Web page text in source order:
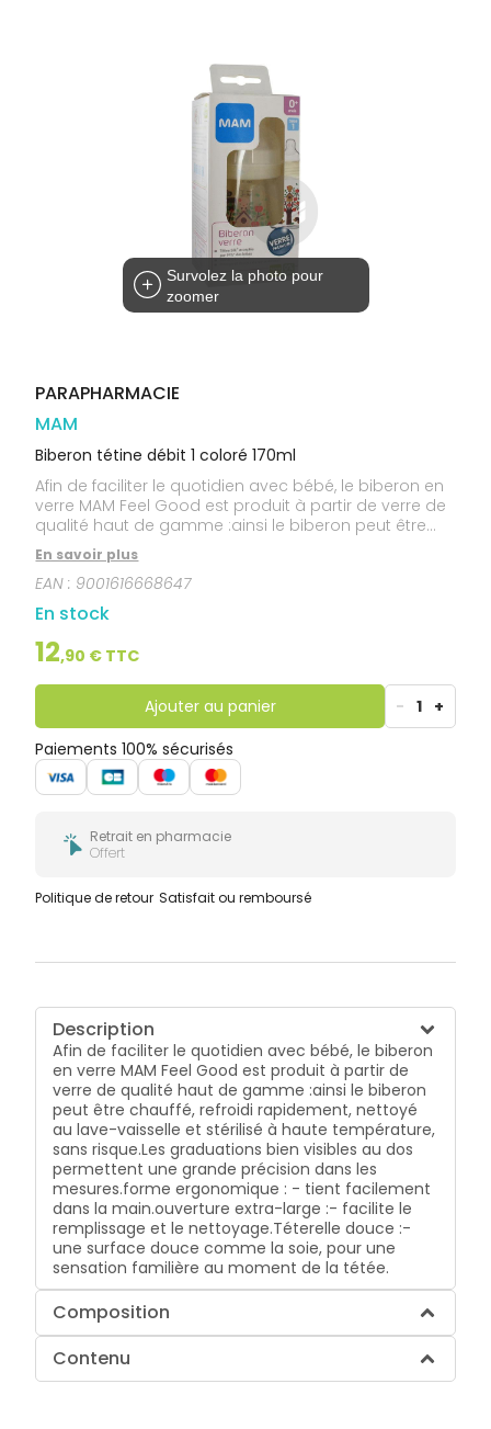
Survolez la photo pour
zoomer
PARAPHARMACIE
MAM
Biberon tétine débit 1 coloré 170ml
Afin de faciliter le quotidien avec bébé, le biberon en
verre MAM Feel Good est produit à partir de verre de
qualité haut de gamme :ainsi le biberon peut être
chauffé, refroidi rapidement, nettoyé au lave-
vaisselle et stérilisé à haute température, sans
risque.Les graduations bien visibles au dos
permettent une grande précision dans les
mesures.forme ergonomique : - tient facilement
dans la main.ouverture extra-large :- facilite le
remplissage et le nettoyage.Téterelle douce :- une
surface douce comme la soie, pour une sensation
familière au moment de la tétée.
En savoir plus
EAN : 9001616668647
En stock
12,90 € TTC
Ajouter au panier - 1 +
Paiements 100% sécurisés
Retrait en pharmacie
Offert
Politique de retour Satisfait ou remboursé
Description
Afin de faciliter le quotidien avec bébé, le biberon
en verre MAM Feel Good est produit à partir de
verre de qualité haut de gamme :ainsi le biberon
peut être chauffé, refroidi rapidement, nettoyé
au lave-vaisselle et stérilisé à haute température,
sans risque.Les graduations bien visibles au dos
permettent une grande précision dans les
mesures.forme ergonomique : - tient facilement
dans la main.ouverture extra-large :- facilite le
remplissage et le nettoyage.Téterelle douce :-
une surface douce comme la soie, pour une
sensation familière au moment de la tétée.
Composition
Contenu